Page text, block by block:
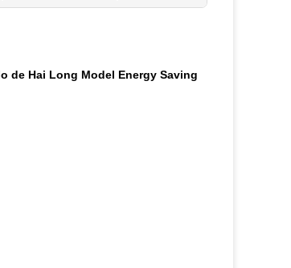
de Hai Long Model Energy Saving